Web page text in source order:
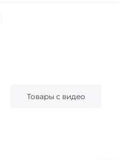
Товары с видео